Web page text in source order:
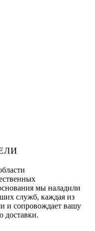
мы наладили
служб, каждая из
и сопровождает вашу
доставки.